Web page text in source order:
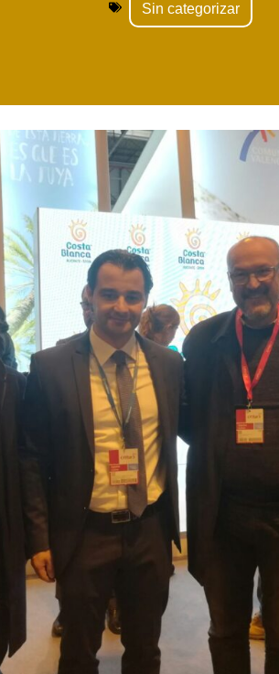
Sin categorizar